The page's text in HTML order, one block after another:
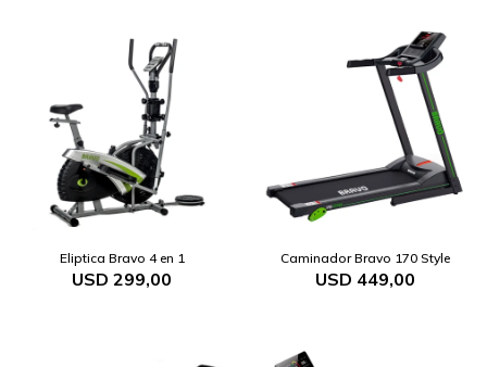
Eliptica Bravo 4 en 1
USD 299,00
Caminador Bravo 170 Style
USD 449,00